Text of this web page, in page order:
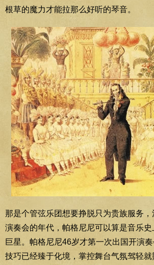
根草的魔力才能拉那么好听的琴音。
那是个管弦乐团想要挣脱只为贵族服务
演奏会的年代，帕格尼尼可以算是音乐
巨星。帕格尼尼46岁才第一次出国开演
技巧已经臻于化境，掌控舞台气氛驾轻